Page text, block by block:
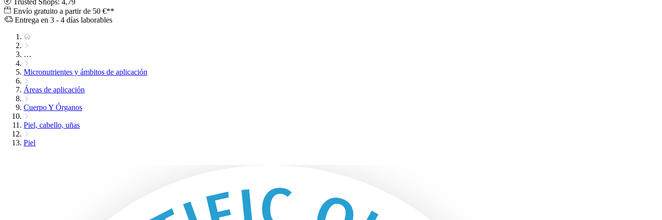
Trusted Shops: 4,79
Envío gratuito a partir de 50 €**
Entrega en 3 - 4 días laborables
…
Micronutrientes y ámbitos de aplicación
Áreas de aplicación
Cuerpo Y Órganos
Piel, cabello, uñas
Piel